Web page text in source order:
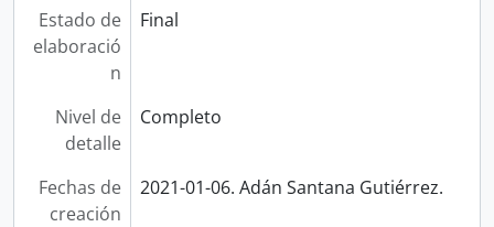
Estado de
elaboració
n
Final
Nivel de
detalle
Completo
Fechas de
creación
2021-01-06. Adán Santana Gutiérrez.